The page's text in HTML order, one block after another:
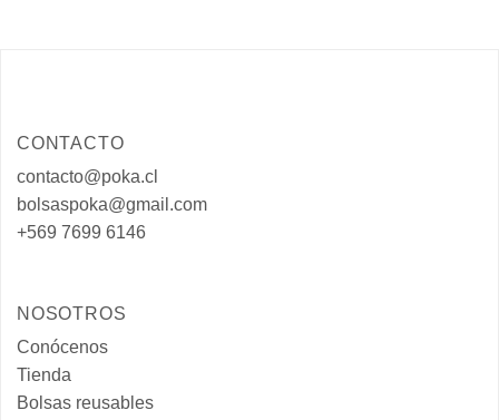
CONTACTO
contacto@poka.cl
bolsaspoka@gmail.com
+569 7699 6146
NOSOTROS
Conócenos
Tienda
Bolsas reusables